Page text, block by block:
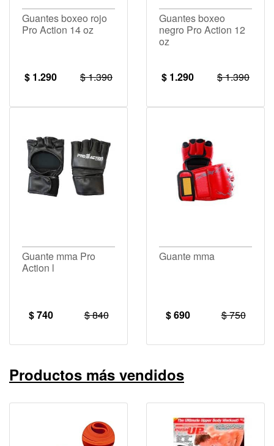
Guantes boxeo rojo
Pro Action 14 oz
$ 1.290 $ 1.390
Guantes boxeo
negro Pro Action 12
oz
$ 1.290 $ 1.390
Guante mma Pro
Action l
$ 740 $ 840
Guante mma
$ 690 $ 750
Productos más vendidos